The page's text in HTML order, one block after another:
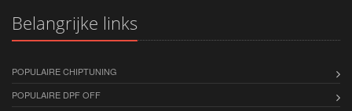
Belangrijke links
POPULAIRE CHIPTUNING
POPULAIRE DPF OFF